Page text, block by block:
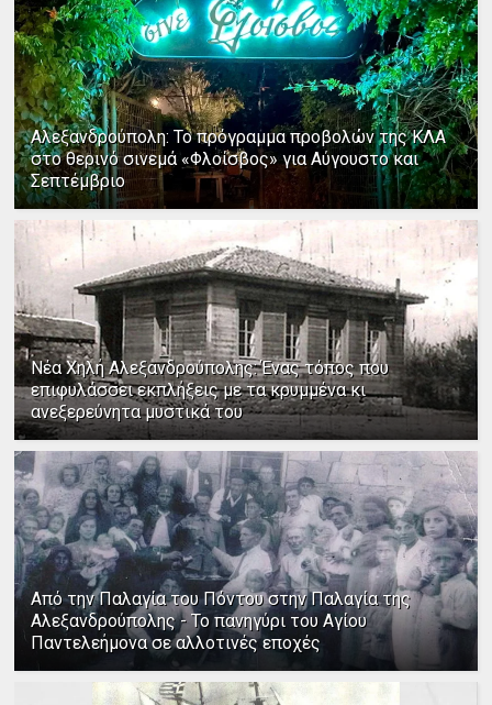
Αλεξανδρούπολη: Το πρόγραμμα προβολών της ΚΛΑ
στο θερινό σινεμά «Φλοίσβος» για Αύγουστο και
Σεπτέμβριο
Νέα Χηλή Αλεξανδρούπολης: Ένας τόπος που
επιφυλάσσει εκπλήξεις με τα κρυμμένα κι
ανεξερεύνητα μυστικά του
Από την Παλαγία του Πόντου στην Παλαγία της
Αλεξανδρούπολης - Το πανηγύρι του Αγίου
Παντελεήμονα σε αλλοτινές εποχές